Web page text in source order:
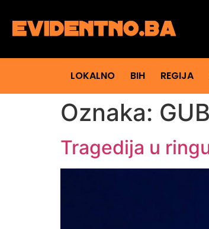
LOKALNO BIH REGIJA
Oznaka:
Tragedija u